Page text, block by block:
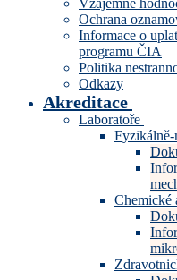
Vzájemné
Ochrana
Informace o
programu ČIA
Politika
Odkazy
Akreditace
Laboratoře
Fyzikálně-
Chemické